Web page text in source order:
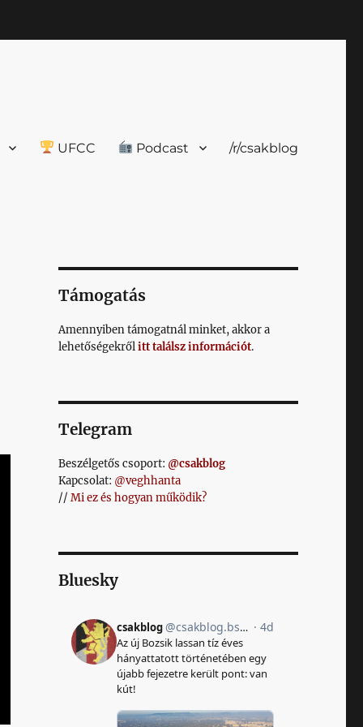
UFCC Podcast /r/csakblog
Támogatás
Amennyiben támogatnál minket, akkor a
lehetőségekrőlitt találsz információt.
Telegram
Beszélgetős csoport: @csakblog
Kapcsolat: @veghhanta
// Mi ez és hogyan működik?
Bluesky